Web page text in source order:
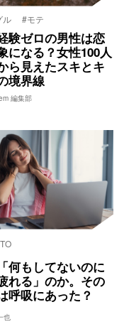
ル #モテ
験ゼロの男性は恋
になる？女性100人
ら見えたスキとキ
境界線
編集部
何もしてないのに
れる」のか。その
呼吸にあった？
也